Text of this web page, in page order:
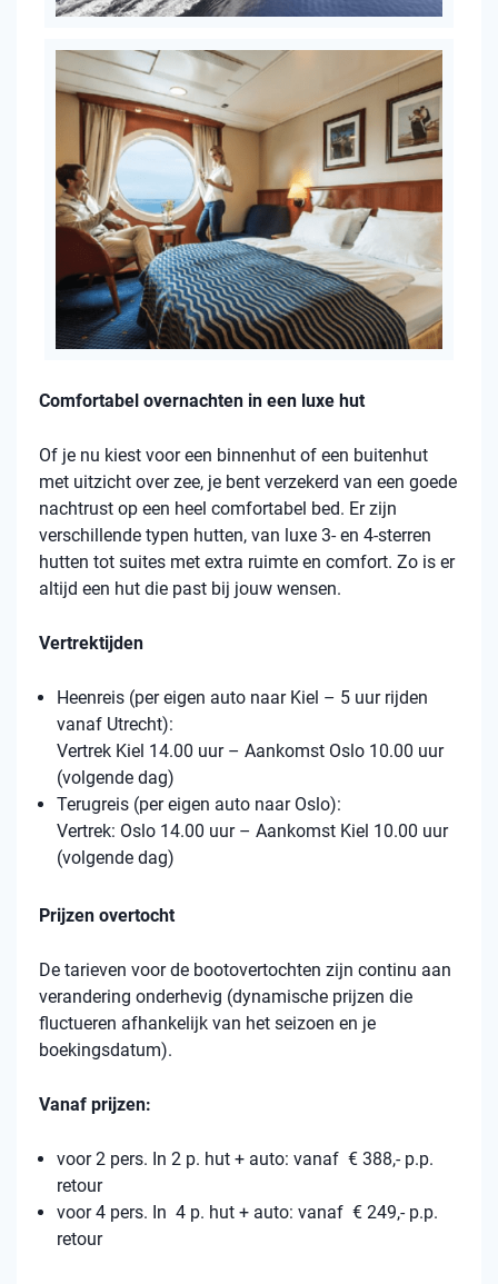
Comfortabel overnachten in een luxe hut
Of je nu kiest voor een binnenhut of een buitenhut
met uitzicht over zee, je bent verzekerd van een goede
nachtrust op een heel comfortabel bed. Er zijn
verschillende typen hutten, van luxe 3- en 4-sterren
hutten tot suites met extra ruimte en comfort. Zo is er
altijd een hut die past bij jouw wensen.
Vertrektijden
Heenreis (per eigen auto naar Kiel – 5 uur rijden
vanaf Utrecht):
Vertrek Kiel 14.00 uur – Aankomst Oslo 10.00 uur
(volgende dag)
Terugreis (per eigen auto naar Oslo):
Vertrek: Oslo 14.00 uur – Aankomst Kiel 10.00 uur
(volgende dag)
Prijzen overtocht
De tarieven voor de bootovertochten zijn continu aan
verandering onderhevig (dynamische prijzen die
fluctueren afhankelijk van het seizoen en je
boekingsdatum).
Vanaf prijzen:
voor 2 pers. In 2 p. hut + auto: vanaf € 388,- p.p.
retour
voor 4 pers. In 4 p. hut + auto: vanaf € 249,- p.p.
retour